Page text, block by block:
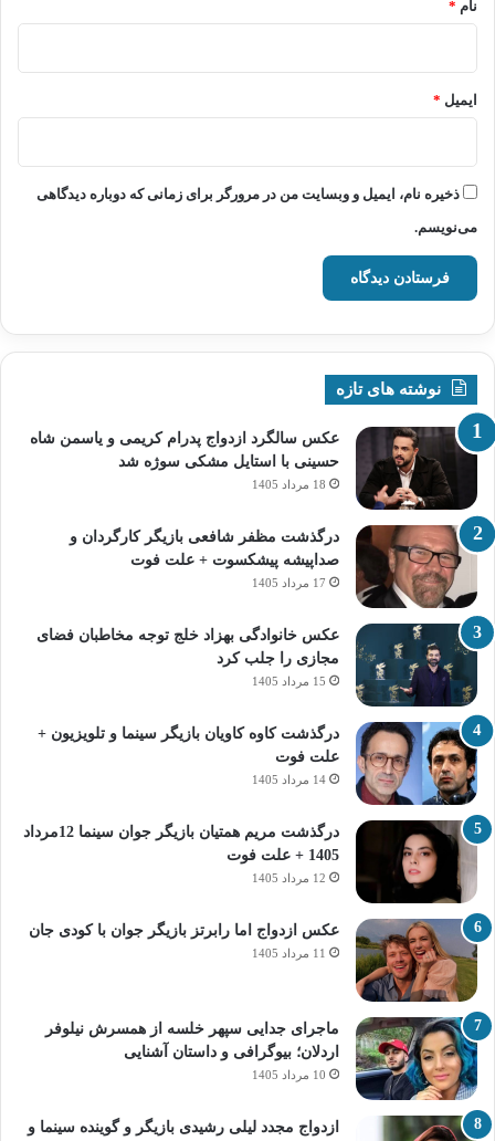
نام *
ایمیل *
ذخیره نام، ایمیل و وبسایت من در مرورگر برای زمانی که دوباره دیدگاهی
می‌نویسم.
نوشته های تازه
عکس سالگرد ازدواج پدرام کریمی و یاسمن شاه‌
حسینی با استایل مشکی سوژه شد
18 مرداد 1405
درگذشت مظفر شافعی بازیگر کارگردان و
صداپیشه پیشکسوت + علت فوت
17 مرداد 1405
عکس خانوادگی بهزاد خلج توجه مخاطبان فضای
مجازی را جلب کرد
15 مرداد 1405
درگذشت کاوه کاویان بازیگر سینما و تلویزیون +
علت فوت
14 مرداد 1405
درگذشت مریم همتیان بازیگر جوان سینما 12مرداد
1405 + علت فوت
12 مرداد 1405
عکس ازدواج اما رابرتز بازیگر جوان با کودی جان
11 مرداد 1405
ماجرای جدایی سپهر خلسه از همسرش نیلوفر
اردلان؛ بیوگرافی و داستان آشنایی
10 مرداد 1405
ازدواج مجدد لیلی رشیدی بازیگر و گوینده سینما و